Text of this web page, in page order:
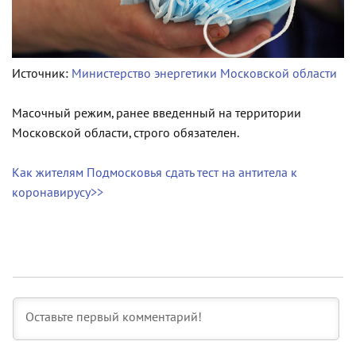
Источник: Министерство энергетики Московской области
Масочный режим, ранее введенный на территории
Московской области, строго обязателен.
Как жителям Подмосковья сдать тест на антитела к
коронавирусу>>